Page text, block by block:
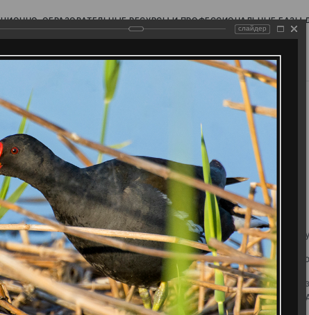
ОБРАЗОВАТЕЛЬНЫЕ РЕСУРСЫ И ПРОФЕССИОНАЛЬНЫЕ БАЗЫ
слайдер